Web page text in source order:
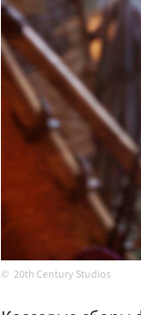
20th Century Studios